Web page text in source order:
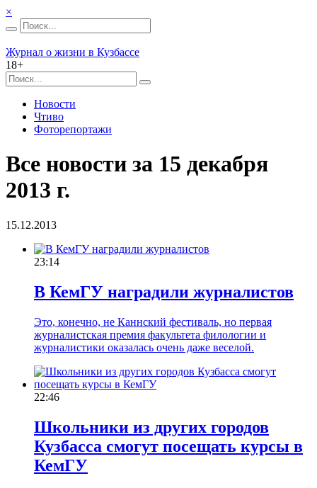
×
Журнал о жизни в Кузбассе
18+
Новости
Чтиво
Фоторепортажи
Все новости за 15 декабря
2013 г.
15.12.2013
23:14
В КемГУ наградили журналистов
Это, конечно, не Каннский фестиваль, но первая
журналистская премия факультета филологии и
журналистики оказалась очень даже веселой.
22:46
Школьники из других городов
Кузбасса смогут посещать курсы в
КемГУ